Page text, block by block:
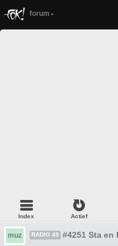
forum
Index Actief
muz RADIO 49 #4251 Sta en